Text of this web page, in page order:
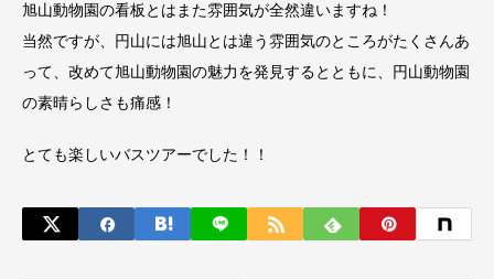
旭山動物園の看板とはまた雰囲気が全然違いますね！
当然ですが、円山には旭山とは違う雰囲気のところがたくさんあ
って、改めて旭山動物園の魅力を発見するとともに、円山動物園
の素晴らしさも痛感！
とても楽しいバスツアーでした！！